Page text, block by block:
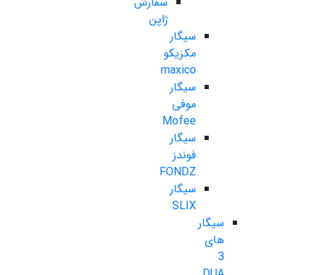
ژاپن
سیگار
مکزیکو
maxico
سیگار
موفی
Mofee
سیگار
فوندز
FONDZ
سیگار
SLIX
سیگار
های
3